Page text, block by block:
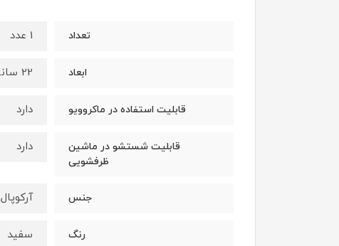
تعداد 1 عدد
ابعاد 22 سانتی متر
قابلیت استفاده در ماکروویو دارد
قابلیت شستشو در ماشین
ظرفشویی
دارد
جنس آرکوپال
رنگ سفید